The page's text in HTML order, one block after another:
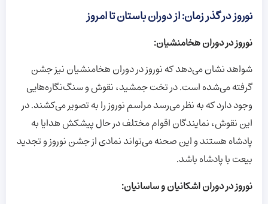
نوروز در گذر زمان: از دوران باستان تا امروز
نوروز در دوران هخامنشیان:
شواهد نشان می‌دهد که نوروز در دوران هخامنشیان نیز جشن
گرفته می‌شده است. در تخت جمشید، نقوش و سنگ‌نگاره‌هایی
وجود دارد که به نظر می‌رسد مراسم نوروز را به تصویر می‌کشند. در
این نقوش، نمایندگان اقوام مختلف در حال پیشکش هدایا به
پادشاه هستند و این صحنه می‌تواند نمادی از جشن نوروز و تجدید
بیعت با پادشاه باشد.
نوروز در دوران اشکانیان و ساسانیان: